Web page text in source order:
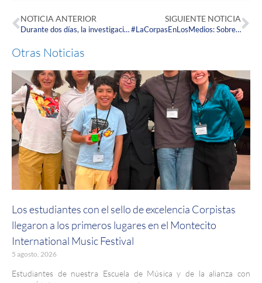
NOTICIA ANTERIOR
Durante dos días, la investigación se tomó la Corpas en pleno
SIGUIENTE NOTICIA
#LaCorpasEnLosMedios: Sobrepeso, un problema más común de lo que parece
Otras Noticias
Los estudiantes con el sello de excelencia Corpistas
llegaron a los primeros lugares en el Montecito
International Music Festival
5 agosto, 2026
Estudiantes de nuestra Escuela de Música y de la alianza con